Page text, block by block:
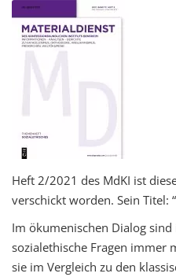
Heft 2/2021 des MdKI ist
verschickt worden. Sein Titel:
Im ökumenischen Dialog
sozialethische Fragen immer
sie im Vergleich zu den